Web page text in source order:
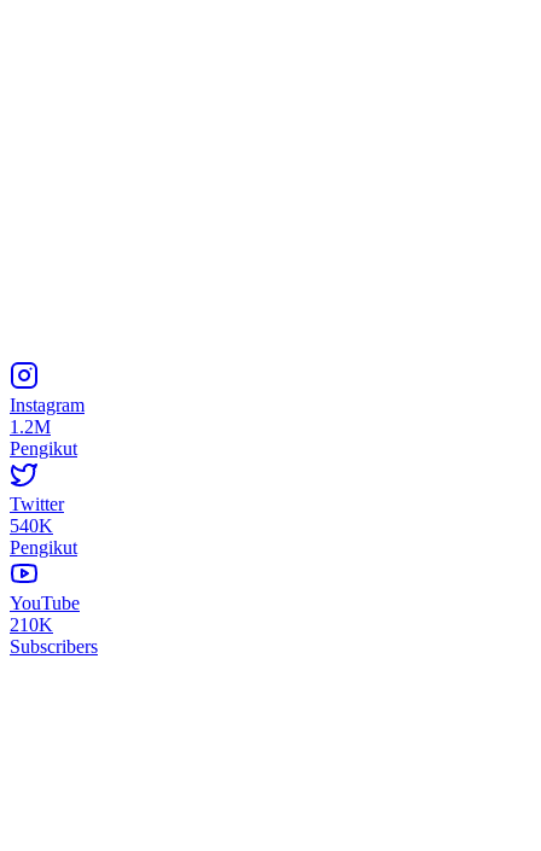
Instagram
1.2M
Pengikut
Twitter
540K
Pengikut
YouTube
210K
Subscribers